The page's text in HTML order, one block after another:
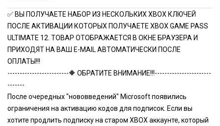
✅ ВЫ ПОЛУЧАЕТЕ НАБОР ИЗ НЕСКОЛЬКИХ XBOX КЛЮЧЕЙ
ПОСЛЕ АКТИВАЦИИ КОТОРЫХ ПОЛУЧАЕТЕ XBOX GAME PASS
ULTIMATE 12. ТОВАР ОТОБРАЖАЕТСЯ В ОКНЕ БРАУЗЕРА И
ПРИХОДЯТ НА ВАШ E-MAIL АВТОМАТИЧЕСКИ ПОСЛЕ
ОПЛАТЫ!!!
-------------------------🔶 ОБРАТИТЕ ВНИМАНИЕ!!!-----------------------
-------
После очередных "нововведений" Microsoft появились
ограничения на активацию кодов для подписок. Если вы
хотите продлить подписку на старом XBOX аккаунте, который